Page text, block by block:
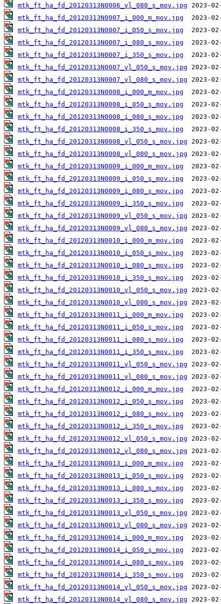
mtk_ft_ha_fd_20120313N0006_vl_080_s_mov.jpg
mtk_ft_ha_fd_20120313N0007_i_000_m_mov.jpg
mtk_ft_ha_fd_20120313N0007_i_050_s_mov.jpg
mtk_ft_ha_fd_20120313N0007_i_080_s_mov.jpg
mtk_ft_ha_fd_20120313N0007_i_350_s_mov.jpg
mtk_ft_ha_fd_20120313N0007_vl_050_s_mov.jpg
mtk_ft_ha_fd_20120313N0007_vl_080_s_mov.jpg
mtk_ft_ha_fd_20120313N0008_i_000_m_mov.jpg
mtk_ft_ha_fd_20120313N0008_i_050_s_mov.jpg
mtk_ft_ha_fd_20120313N0008_i_080_s_mov.jpg
mtk_ft_ha_fd_20120313N0008_i_350_s_mov.jpg
mtk_ft_ha_fd_20120313N0008_vl_050_s_mov.jpg
mtk_ft_ha_fd_20120313N0008_vl_080_s_mov.jpg
mtk_ft_ha_fd_20120313N0009_i_000_m_mov.jpg
mtk_ft_ha_fd_20120313N0009_i_050_s_mov.jpg
mtk_ft_ha_fd_20120313N0009_i_080_s_mov.jpg
mtk_ft_ha_fd_20120313N0009_i_350_s_mov.jpg
mtk_ft_ha_fd_20120313N0009_vl_050_s_mov.jpg
mtk_ft_ha_fd_20120313N0009_vl_080_s_mov.jpg
mtk_ft_ha_fd_20120313N0010_i_000_m_mov.jpg
mtk_ft_ha_fd_20120313N0010_i_050_s_mov.jpg
mtk_ft_ha_fd_20120313N0010_i_080_s_mov.jpg
mtk_ft_ha_fd_20120313N0010_i_350_s_mov.jpg
mtk_ft_ha_fd_20120313N0010_vl_050_s_mov.jpg
mtk_ft_ha_fd_20120313N0010_vl_080_s_mov.jpg
mtk_ft_ha_fd_20120313N0011_i_000_m_mov.jpg
mtk_ft_ha_fd_20120313N0011_i_050_s_mov.jpg
mtk_ft_ha_fd_20120313N0011_i_080_s_mov.jpg
mtk_ft_ha_fd_20120313N0011_i_350_s_mov.jpg
mtk_ft_ha_fd_20120313N0011_vl_050_s_mov.jpg
mtk_ft_ha_fd_20120313N0011_vl_080_s_mov.jpg
mtk_ft_ha_fd_20120313N0012_i_000_m_mov.jpg
mtk_ft_ha_fd_20120313N0012_i_050_s_mov.jpg
mtk_ft_ha_fd_20120313N0012_i_080_s_mov.jpg
mtk_ft_ha_fd_20120313N0012_i_350_s_mov.jpg
mtk_ft_ha_fd_20120313N0012_vl_050_s_mov.jpg
mtk_ft_ha_fd_20120313N0012_vl_080_s_mov.jpg
mtk_ft_ha_fd_20120313N0013_i_000_m_mov.jpg
mtk_ft_ha_fd_20120313N0013_i_050_s_mov.jpg
mtk_ft_ha_fd_20120313N0013_i_080_s_mov.jpg
mtk_ft_ha_fd_20120313N0013_i_350_s_mov.jpg
mtk_ft_ha_fd_20120313N0013_vl_050_s_mov.jpg
mtk_ft_ha_fd_20120313N0013_vl_080_s_mov.jpg
mtk_ft_ha_fd_20120313N0014_i_000_m_mov.jpg
mtk_ft_ha_fd_20120313N0014_i_050_s_mov.jpg
mtk_ft_ha_fd_20120313N0014_i_080_s_mov.jpg
mtk_ft_ha_fd_20120313N0014_i_350_s_mov.jpg
mtk_ft_ha_fd_20120313N0014_vl_050_s_mov.jpg
mtk_ft_ha_fd_20120313N0014_vl_080_s_mov.jpg